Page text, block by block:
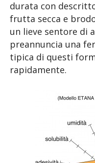
durata con
frutta secca e
un lieve sentore di
preannuncia una
tipica di questi
rapidamente.